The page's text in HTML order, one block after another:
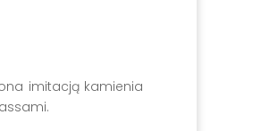
imitacją kamienia